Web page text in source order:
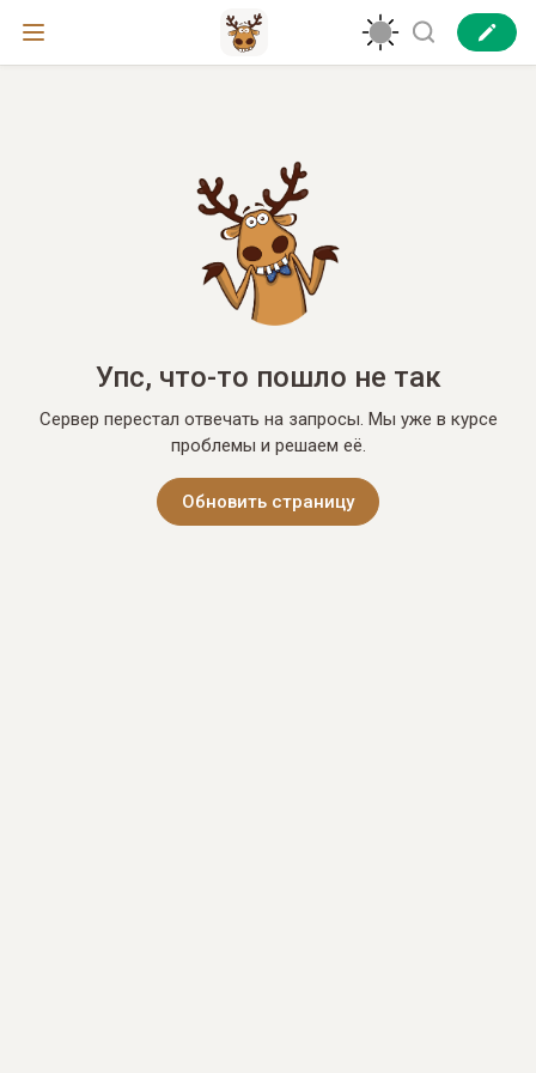
Упс, что-то пошло не так
Сервер перестал отвечать на запросы. Мы уже в курсе
проблемы и решаем её.
Обновить страницу